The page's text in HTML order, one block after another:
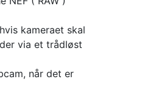
kameraet skal
via et trådløst
når det er